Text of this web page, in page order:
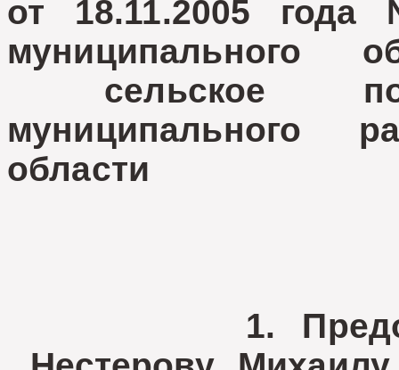
от 18.11.2005
муниципального
сельское
муниципального
области
1.